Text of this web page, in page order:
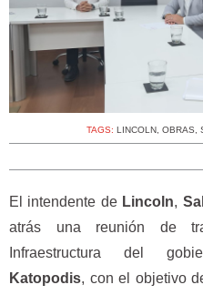
TAGS: LINCOLN, OBRAS,
El intendente de Lincoln,
atrás una reunión de
Infraestructura del
Katopodis, con el objetivo